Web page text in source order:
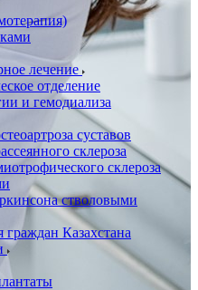
лечение
отделение
и гемодиализа
суставов
склероза
склероза
стволовыми
Казахстана